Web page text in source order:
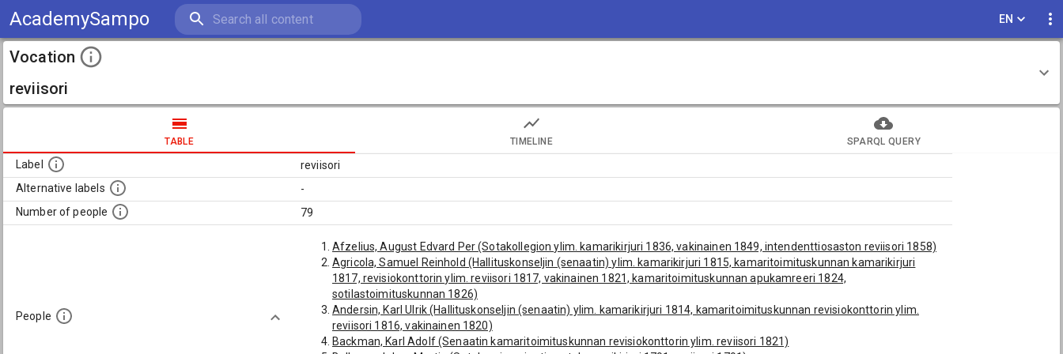
AcademySampo EN
Vocation
reviisori
TABLE TIMELINE SPARQL QUERY
Label
reviisori
Alternative labels
-
Number of people
79
People
Afzelius, August Edvard Per (Sotakollegion ylim. kamarikirjuri 1836, vakinainen 1849, intendenttiosaston reviisori 1858)
Agricola, Samuel Reinhold (Hallituskonseljin (senaatin) ylim. kamarikirjuri 1815, kamaritoimituskunnan kamarikirjuri
1817, revisiokonttorin ylim. reviisori 1817, vakinainen 1821, kamaritoimituskunnan apukamreeri 1824,
sotilastoimituskunnan 1826)
Andersin, Karl Ulrik (Hallituskonseljin (senaatin) ylim. kamarikirjuri 1814, kamaritoimituskunnan revisiokonttorin ylim.
reviisori 1816, vakinainen 1820)
Backman, Karl Adolf (Senaatin kamaritoimituskunnan revisiokonttorin ylim. reviisori 1821)